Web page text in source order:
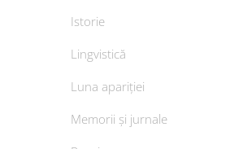
Istorie
Lingvistică
Luna apariției
Memorii și jurnale